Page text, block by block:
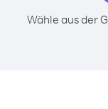
Wähle aus der